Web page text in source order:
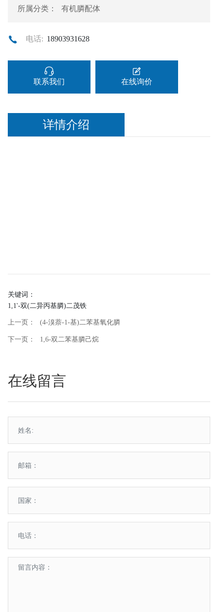
所属分类： 有机膦配体
电话: 18903931628
联系我们 在线询价
详情介绍
关键词：
1,1'-双(二异丙基膦)二茂铁
上一页： (4-溴萘-1-基)二苯基氧化膦
下一页： 1,6-双二苯基膦己烷
在线留言